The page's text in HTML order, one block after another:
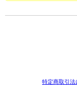
特定商取引